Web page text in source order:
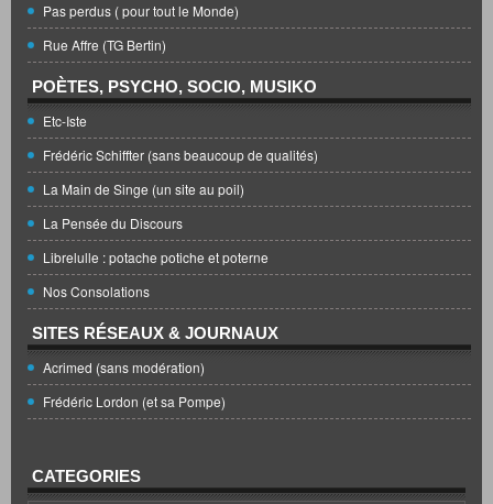
Pas perdus ( pour tout le Monde)
Rue Affre (TG Bertin)
POÈTES, PSYCHO, SOCIO, MUSIKO
Etc-Iste
Frédéric Schiffter (sans beaucoup de qualités)
La Main de Singe (un site au poil)
La Pensée du Discours
Librelulle : potache potiche et poterne
Nos Consolations
SITES RÉSEAUX & JOURNAUX
Acrimed (sans modération)
Frédéric Lordon (et sa Pompe)
CATEGORIES